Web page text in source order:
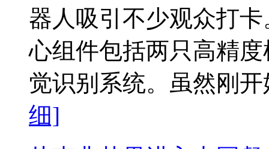
器人吸引不少观众打
心组件包括两只高精
觉识别系统。虽然刚
细]